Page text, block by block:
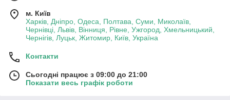
м. Київ
Харків, Дніпро, Одеса, Полтава, Суми, Миколаїв,
Чернівці, Львів, Вінниця, Рівне, Ужгород, Хмельницький,
Чернігів, Луцьк, Житомир, Київ, Україна
Контакти
Сьогодні працює з 09:00 до 21:00
Показати весь графік роботи